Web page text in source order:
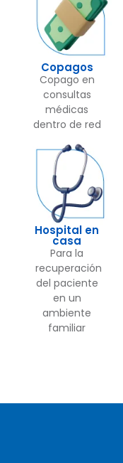
Copagos
Copago en
consultas
médicas
dentro de red
Hospital en
casa
Para la
recuperación
del paciente
en un
ambiente
familiar